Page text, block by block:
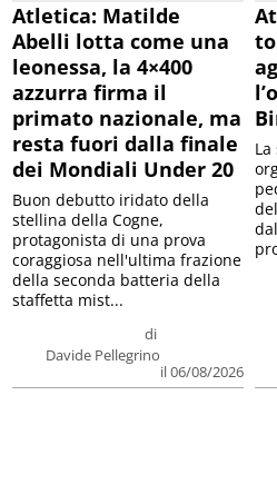
Atletica: Matilde
Abelli lotta come una
leonessa, la 4×400
azzurra firma il
primato nazionale, ma
resta fuori dalla finale
dei Mondiali Under 20
di
Davide Pellegrino
il 06/08/2026
Buon debutto iridato della
stellina della Cogne,
protagonista di una prova
coraggiosa nell'ultima frazione
della seconda batteria della
staffetta mist...